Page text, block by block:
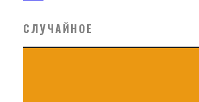
СЛУЧАЙНОЕ